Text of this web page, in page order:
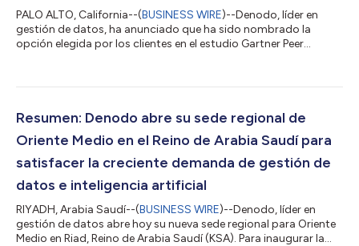
PALO ALTO, California--(BUSINESS WIRE)--Denodo, líder en
gestión de datos, ha anunciado que ha sido nombrado la
opción elegida por los clientes en el estudio Gartner Peer
Denodo es uno de los cuatro únicos proveedores que han sido
proveedor que ha sido reconocido durante cuatro años
Resumen: Denodo abre su sede regional de
Oriente Medio en el Reino de Arabia Saudí para
satisfacer la creciente demanda de gestión de
datos e inteligencia artificial
RIYADH, Arabia Saudí--(BUSINESS WIRE)--Denodo, líder en
gestión de datos abre hoy su nueva sede regional para Oriente
Medio en Riad, Reino de Arabia Saudí (KSA). Para inaugurar la